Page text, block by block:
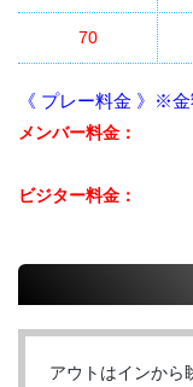
70
《 プレー料金 》※
メンバー料金：
ビジター料金：
アウトはインから